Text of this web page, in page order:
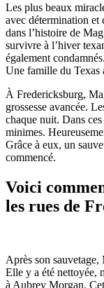
Les plus beaux
avec détermination et
dans l’histoire de
survivre à l’hiver
également
Une famille du Texas
À Fredericksburg,
grossesse avancée.
chaque nuit. Dans
minimes.
Grâce à eux, un
commencé.
Voici
les rues de
Après son sauvetage,
Elle y a été nettoyée,
à Aubrey Morgan.